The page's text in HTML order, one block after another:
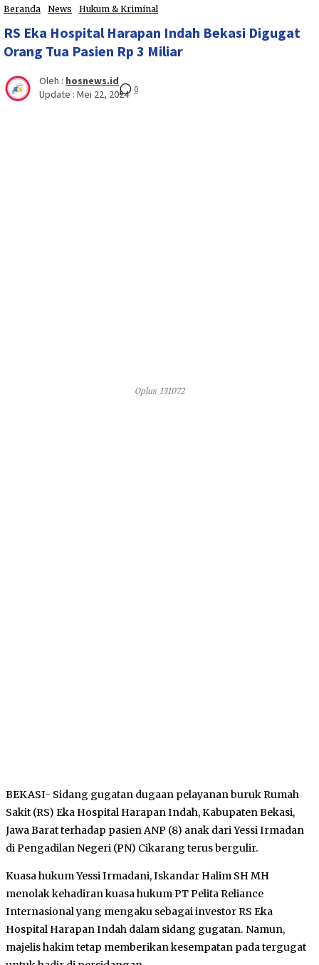
Beranda News Hukum & Kriminal
RS Eka Hospital Harapan Indah Bekasi Digugat
Orang Tua Pasien Rp 3 Miliar
Oleh : hosnews.id
Update : Mei 22, 2024 0
Oplus_131072
BEKASI- Sidang gugatan dugaan pelayanan buruk Rumah
Sakit (RS) Eka Hospital Harapan Indah, Kabupaten Bekasi,
Jawa Barat terhadap pasien ANP (8) anak dari Yessi Irmadan
di Pengadilan Negeri (PN) Cikarang terus bergulir.
Kuasa hukum Yessi Irmadani, Iskandar Halim SH MH
menolak kehadiran kuasa hukum PT Pelita Reliance
Internasional yang mengaku sebagai investor RS Eka
Hospital Harapan Indah dalam sidang gugatan. Namun,
majelis hakim tetap memberikan kesempatan pada tergugat